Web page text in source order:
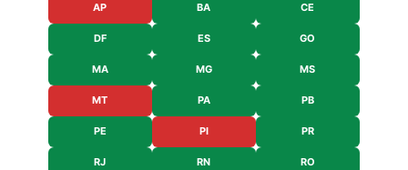
AP BA CE
DF ES GO
MA MG MS
MT PA PB
PE PI PR
RJ RN RO